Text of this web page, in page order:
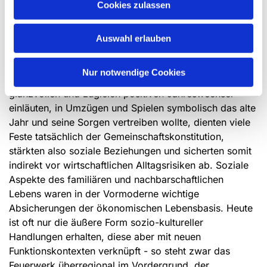
Cookies zulassen
Auswahl erlauben
Nur notwendige Cookies
Bleigießen, Schuhwerfen und Apfelschälen sind
regionale Ausformungen des gleichen Wunsches -
einen Blick in die Zukunft zu erlangen.
Weitere Brauchhandlungen stehen mit der Silvesterfeier
Während man durch festliche Mahlzeiten einen
glanzvollen und zugleich positiven Jahreswechsel
einläuten, in Umzügen und Spielen symbolisch das alte
Jahr und seine Sorgen vertreiben wollte, dienten viele
Feste tatsächlich der Gemeinschaftskonstitution,
stärkten also soziale Beziehungen und sicherten somit
indirekt vor wirtschaftlichen Alltagsrisiken ab. Soziale
Aspekte des familiären und nachbarschaftlichen
Lebens waren in der Vormoderne wichtige
Absicherungen der ökonomischen Lebensbasis. Heute
ist oft nur die äußere Form sozio-kultureller
Handlungen erhalten, diese aber mit neuen
Funktionskontexten verknüpft - so steht zwar das